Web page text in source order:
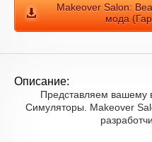
Makeover Salon:
мода
Описание:
Представляем вашему
Симуляторы. Makeover